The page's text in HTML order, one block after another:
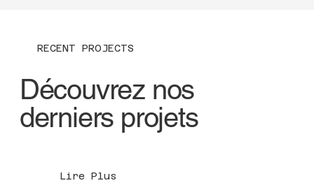
RECENT PROJECTS
Découvrez nos
derniers projets
Lire Plus